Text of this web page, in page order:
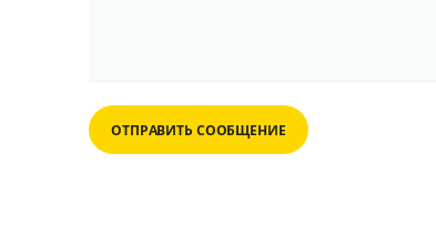
ОТПРАВИТЬ СООБЩЕНИЕ